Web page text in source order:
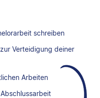
schreiben
Verteidigung deiner
Arbeiten
Abschlussarbeit